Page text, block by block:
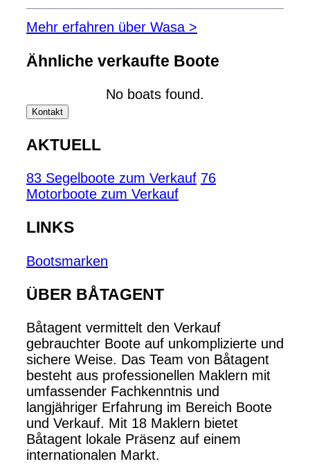
Mehr erfahren über Wasa >
Ähnliche verkaufte Boote
No boats found.
Kontakt
AKTUELL
83 Segelboote zum Verkauf 76
Motorboote zum Verkauf
LINKS
Bootsmarken
ÜBER BÅTAGENT
Båtagent vermittelt den Verkauf
gebrauchter Boote auf unkomplizierte und
sichere Weise. Das Team von Båtagent
besteht aus professionellen Maklern mit
umfassender Fachkenntnis und
langjähriger Erfahrung im Bereich Boote
und Verkauf. Mit 18 Maklern bietet
Båtagent lokale Präsenz auf einem
internationalen Markt.